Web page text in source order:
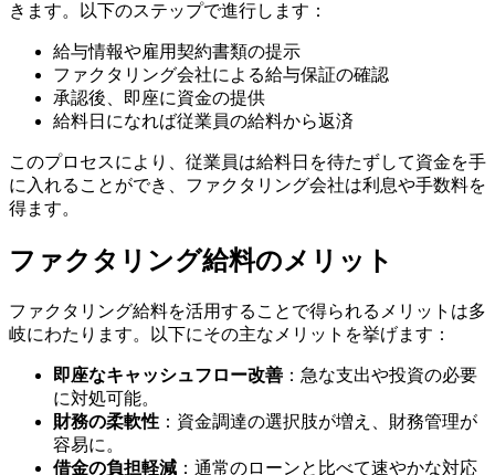
きます。以下のステップで進行します：
給与情報や雇用契約書類の提示
ファクタリング会社による給与保証の確認
承認後、即座に資金の提供
給料日になれば従業員の給料から返済
このプロセスにより、従業員は給料日を待たずして資金を手
に入れることができ、ファクタリング会社は利息や手数料を
得ます。
ファクタリング給料のメリット
ファクタリング給料を活用することで得られるメリットは多
岐にわたります。以下にその主なメリットを挙げます：
即座なキャッシュフロー改善 ：急な支出や投資の必要
に対処可能。
財務の柔軟性 ：資金調達の選択肢が増え、財務管理が
容易に。
借金の負担軽減 ：通常のローンと比べて速やかな対応